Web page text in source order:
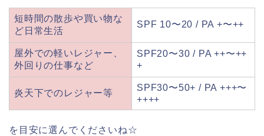
短時間の散歩や買い物な
ど日常生活
SPF 10〜20 / PA +〜++
屋外での軽いレジャー、
外回りの仕事など
SPF20〜30 / PA ++〜++
+
炎天下でのレジャー等
SPF30〜50+ / PA +++〜
++++
を目安に選んでくださいね☆